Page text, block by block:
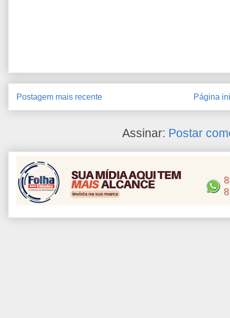
Postagem mais recente Página
Assinar: Postar